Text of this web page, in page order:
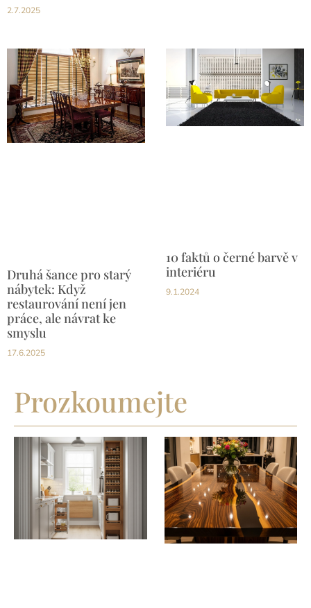
2.7.2025
Druhá šance pro starý
nábytek: Když
restaurování není jen
práce, ale návrat ke
smyslu
17.6.2025
10 faktů o černé barvě v
interiéru
9.1.2024
Prozkoumejte